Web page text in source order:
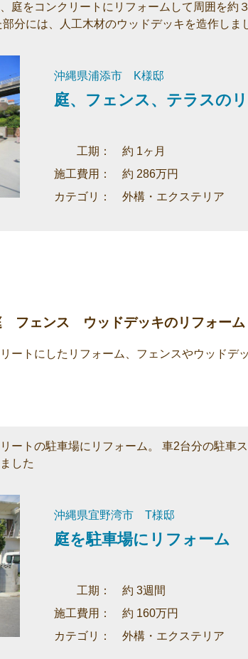
庭をコンクリートにリフォームして周囲を約
分には、人工木材のウッドデッキを造作しま
沖縄県浦添市 K様邸
庭、フェンス、テラスの
工期： 約 1ヶ月
施工費用： 約 286万円
カテゴリ： 外構・エクステリア
フェンス ウッドデッキのリフォーム
ートにしたリフォーム、フェンスやウッドデ
ートの駐車場にリフォーム。 車2台分の駐車
した
沖縄県宜野湾市 T様邸
庭を駐車場にリフォーム
工期： 約 3週間
施工費用： 約 160万円
カテゴリ： 外構・エクステリア